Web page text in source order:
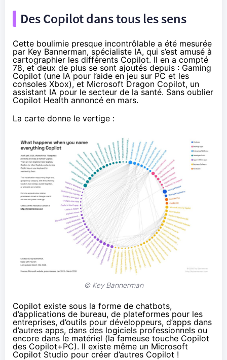
Des Copilot dans tous les sens
Cette boulimie presque incontrôlable a été mesurée
par Key Bannerman, spécialiste IA, qui s’est amusé à
cartographier les différents Copilot. Il en a compté
78, et deux de plus se sont ajoutés depuis : Gaming
Copilot (une IA pour l’aide en jeu sur PC et les
consoles Xbox), et Microsoft Dragon Copilot, un
assistant IA pour le secteur de la santé. Sans oublier
Copilot Health annoncé en mars.
La carte donne le vertige :
© Key Bannerman
Copilot existe sous la forme de chatbots,
d’applications de bureau, de plateformes pour les
entreprises, d’outils pour développeurs, d’apps dans
d’autres apps, dans des logiciels professionnels ou
encore dans le matériel (la fameuse touche Copilot
des Copilot+PC). Il existe même un Microsoft
Copilot Studio pour créer d’autres Copilot !